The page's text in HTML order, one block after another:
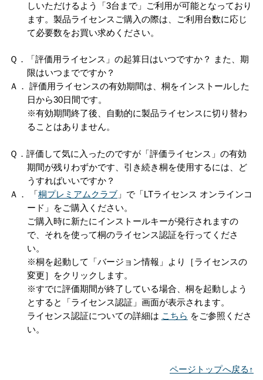
しいただけるよう「3台まで」ご利用が可能となっており
ます。製品ライセンスご購入の際は、ご利用台数に応じ
て必要数をお買い求めください。
「評価用ライセンス」の起算日はいつですか？ また、期
限はいつまでですか？
評価用ライセンスの有効期間は、桐をインストールした
日から30日間です。
※有効期間終了後、自動的に製品ライセンスに切り替わ
ることはありません。
評価して気に入ったのですが「評価ライセンス」の有効
期間が残りわずかです、引き続き桐を使用するには、ど
うすればいいですか？
「桐プレミアムクラブ 」で「LTライセンス オンラインコ
ード」をご購入ください。
ご購入時に新たにインストールキーが発行されますの
で、それを使って桐のライセンス認証を行ってくださ
い。
※桐を起動して「バージョン情報」より［ライセンスの
変更］をクリックします。
※すでに評価期間が終了している場合、桐を起動しよう
とすると「ライセンス認証」画面が表示されます。
ライセンス認証についての詳細は こちら をご参照くださ
い。
ページトップへ戻る↑